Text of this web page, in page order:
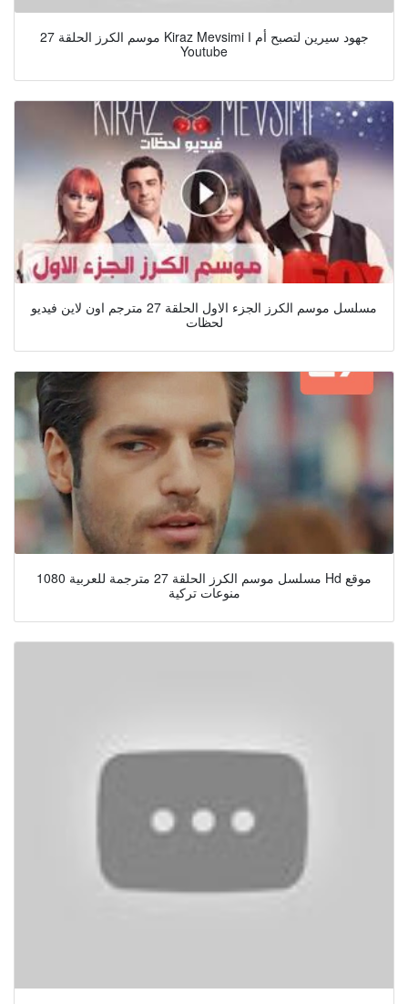
موسم الكرز الحلقة 27 Kiraz Mevsimi جهود سيرين لتصبح أم ا
Youtube
مسلسل موسم الكرز الجزء الاول الحلقة 27 مترجم اون لاين فيديو
لحظات
مسلسل موسم الكرز الحلقة 27 مترجمة للعربية 1080 Hd موقع
منوعات تركية